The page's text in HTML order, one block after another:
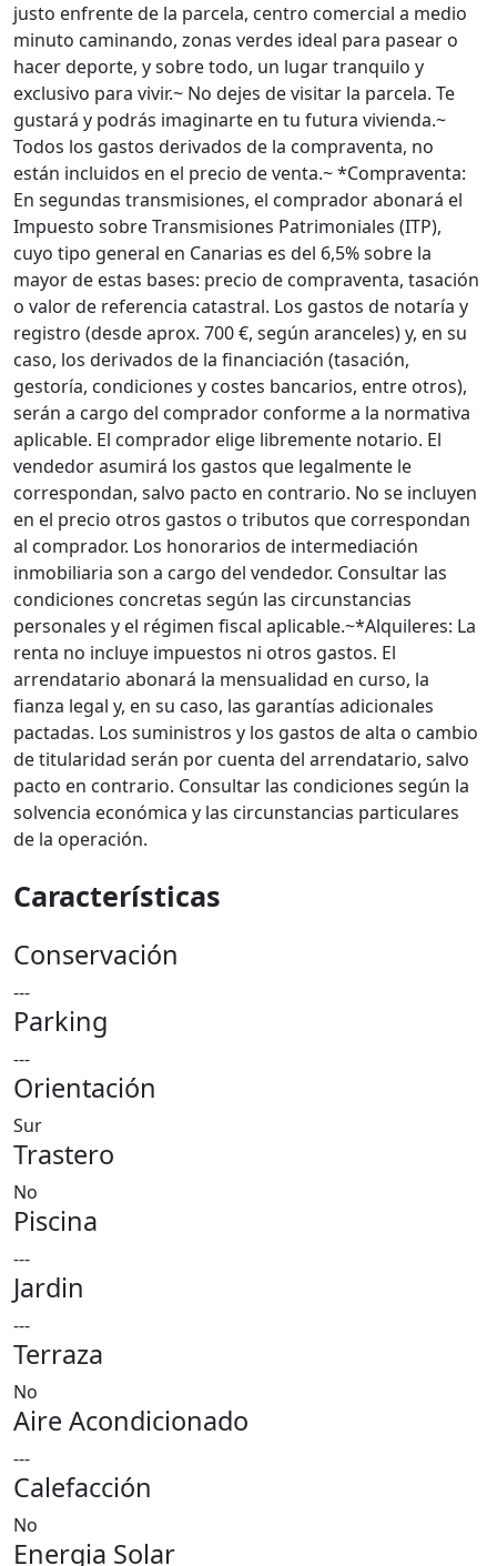
justo enfrente de la parcela, centro comercial a medio
minuto caminando, zonas verdes ideal para pasear o
hacer deporte, y sobre todo, un lugar tranquilo y
exclusivo para vivir.~ No dejes de visitar la parcela. Te
gustará y podrás imaginarte en tu futura vivienda.~
Todos los gastos derivados de la compraventa, no
están incluidos en el precio de venta.~ *Compraventa:
En segundas transmisiones, el comprador abonará el
Impuesto sobre Transmisiones Patrimoniales (ITP),
cuyo tipo general en Canarias es del 6,5% sobre la
mayor de estas bases: precio de compraventa, tasación
o valor de referencia catastral. Los gastos de notaría y
registro (desde aprox. 700 €, según aranceles) y, en su
caso, los derivados de la financiación (tasación,
gestoría, condiciones y costes bancarios, entre otros),
serán a cargo del comprador conforme a la normativa
aplicable. El comprador elige libremente notario. El
vendedor asumirá los gastos que legalmente le
correspondan, salvo pacto en contrario. No se incluyen
en el precio otros gastos o tributos que correspondan
al comprador. Los honorarios de intermediación
inmobiliaria son a cargo del vendedor. Consultar las
condiciones concretas según las circunstancias
personales y el régimen fiscal aplicable.~*Alquileres: La
renta no incluye impuestos ni otros gastos. El
arrendatario abonará la mensualidad en curso, la
fianza legal y, en su caso, las garantías adicionales
pactadas. Los suministros y los gastos de alta o cambio
de titularidad serán por cuenta del arrendatario, salvo
pacto en contrario. Consultar las condiciones según la
solvencia económica y las circunstancias particulares
de la operación.
Características
Conservación
---
Parking
---
Orientación
Sur
Trastero
No
Piscina
---
Jardin
---
Terraza
No
Aire Acondicionado
---
Calefacción
No
Energia Solar